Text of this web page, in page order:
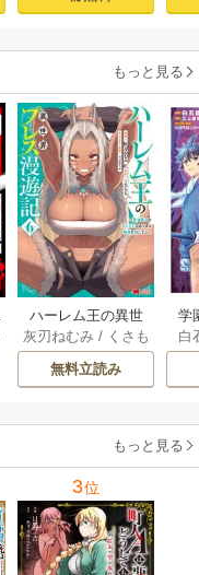
ちこぼれクラスに
（コミック） ： 1
もっと見る
ハーレム王の異世
界プレス漫遊記 ～
最強無双のおじさ
んはあらゆる種族
ミック） 6巻
灰刃ねむみ / くさも
ち
無料立読み
学
ア
（
白
もっと見る
3位